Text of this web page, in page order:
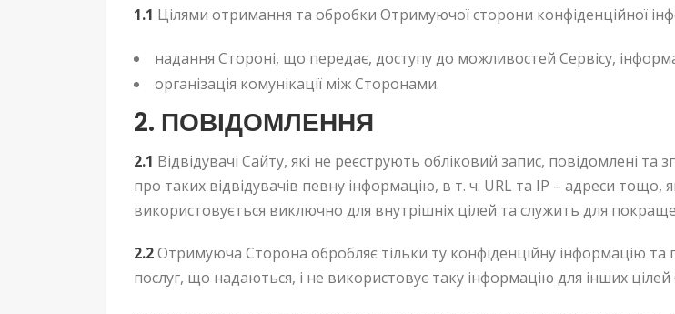
1.1 Цілями отримання та обробки Отримуючої сторони конфіденційної
надання Стороні, що передає, доступу до можливостей Сервісу,
організація комунікації між Сторонами.
2. ПОВІДОМЛЕННЯ
2.1 Відвідувачі Сайту, які не реєструють обліковий запис, повідомлені
про таких відвідувачів певну інформацію, в т. ч. URL та IP – адреси тощо,
використовується виключно для внутрішніх цілей та служить для
2.2Отримуюча Сторона обробляє тільки ту конфіденційну інформацію та
послуг, що надаються, і не використовує таку інформацію для інших